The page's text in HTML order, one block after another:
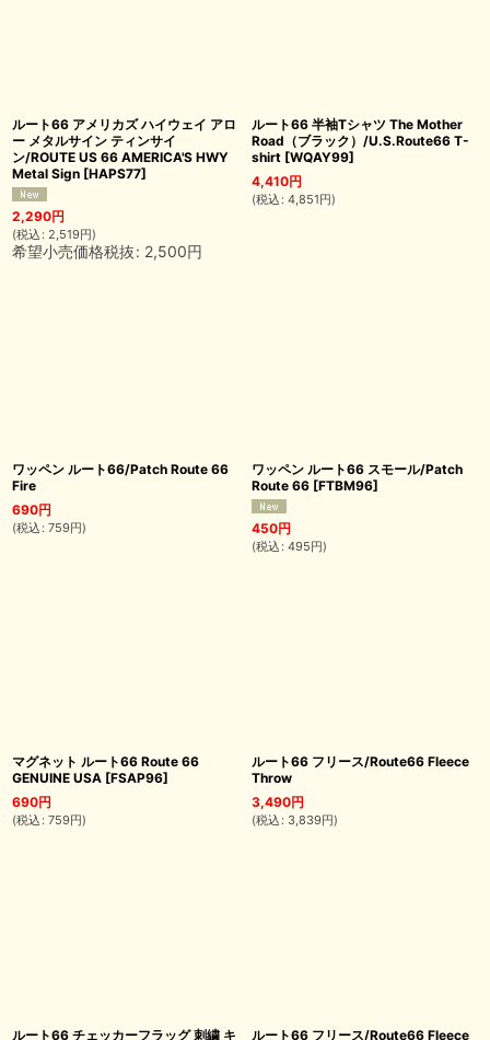
ルート66 アメリカズ ハイウェイ アロ
ー メタルサイン ティンサイ
ン/ROUTE US 66 AMERICA'S HWY
Metal Sign [HAPS77]
2,290円
(税込 : 2,519円)
希望小売価格税抜: 2,500円
ルート66 半袖Tシャツ The Mother
Road（ブラック）/U.S.Route66 T-
shirt [WQAY99]
4,410円
(税込 : 4,851円)
ワッペン ルート66/Patch Route 66
Fire
690円
(税込 : 759円)
ワッペン ルート66 スモール/Patch
Route 66 [FTBM96]
450円
(税込 : 495円)
マグネット ルート66 Route 66
GENUINE USA [FSAP96]
690円
(税込 : 759円)
ルート66 フリース/Route66 Fleece
Throw
3,490円
(税込 : 3,839円)
ルート66 チェッカーフラッグ 刺繍 キ
ルート66 フリース/Route66 Fleece